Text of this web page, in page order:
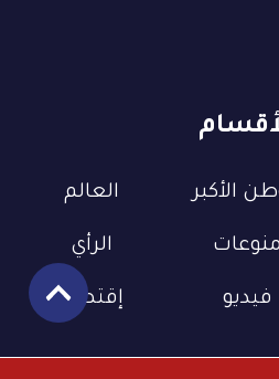
الأكبر العالم
منوعات الرأي
فيديو إقتصاد